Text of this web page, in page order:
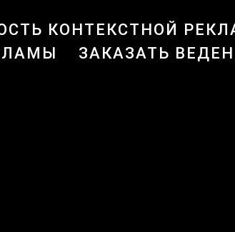
КОНТЕКСТНОЙ
ЗАКАЗАТЬ